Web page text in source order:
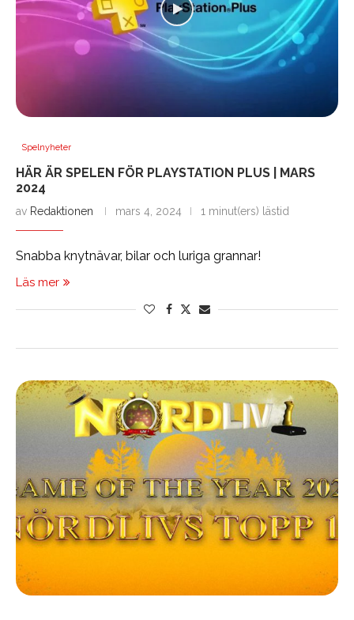
Spelnyheter
HÄR ÄR SPELEN FÖR PLAYSTATION PLUS | MARS
2024
av Redaktionen mars 4, 2024 1 minut(ers) lästid
Snabba knytnävar, bilar och luriga grannar!
Läs mer